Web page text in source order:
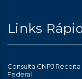
Links
Consulta CNPJ Receita
Federal